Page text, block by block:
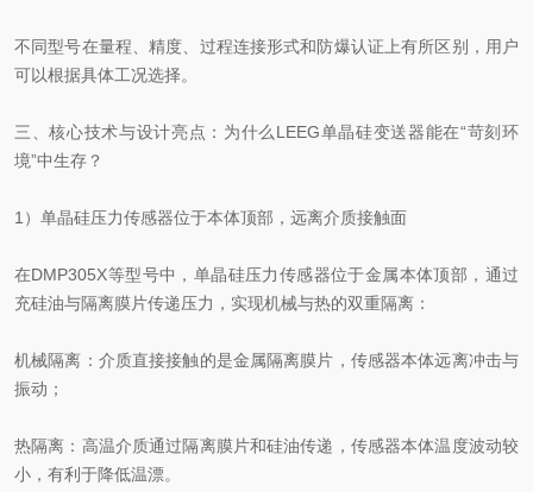
不同型号在量程、精度、过程连接形式和防爆认证上有所区别，用户
可以根据具体工况选择。
三、核心技术与设计亮点：为什么LEEG单晶硅变送器能在“苛刻环
境”中生存？
1）单晶硅压力传感器位于本体顶部，远离介质接触面
在DMP305X等型号中，单晶硅压力传感器位于金属本体顶部，通过
充硅油与隔离膜片传递压力，实现机械与热的双重隔离：
机械隔离：介质直接接触的是金属隔离膜片，传感器本体远离冲击与
振动；
热隔离：高温介质通过隔离膜片和硅油传递，传感器本体温度波动较
小，有利于降低温漂。